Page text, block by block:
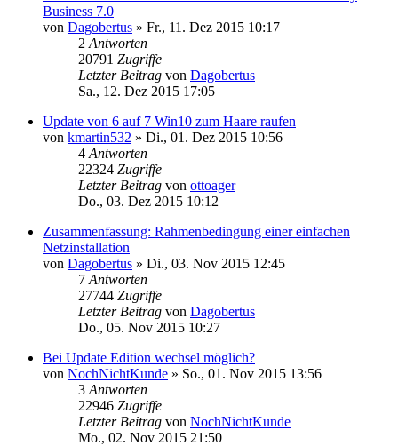
Business 7.0
von Dagobertus » Fr., 11. Dez 2015 10:17
2 Antworten
20791 Zugriffe
Letzter Beitrag von Dagobertus
Sa., 12. Dez 2015 17:05
Update von 6 auf 7 Win10 zum Haare raufen
von kmartin532 » Di., 01. Dez 2015 10:56
4 Antworten
22324 Zugriffe
Letzter Beitrag von ottoager
Do., 03. Dez 2015 10:12
Zusammenfassung: Rahmenbedingung einer einfachen
Netzinstallation
von Dagobertus » Di., 03. Nov 2015 12:45
7 Antworten
27744 Zugriffe
Letzter Beitrag von Dagobertus
Do., 05. Nov 2015 10:27
Bei Update Edition wechsel möglich?
von NochNichtKunde » So., 01. Nov 2015 13:56
3 Antworten
22946 Zugriffe
Letzter Beitrag von NochNichtKunde
Mo., 02. Nov 2015 21:50